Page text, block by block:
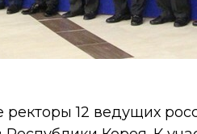
12 ведущих